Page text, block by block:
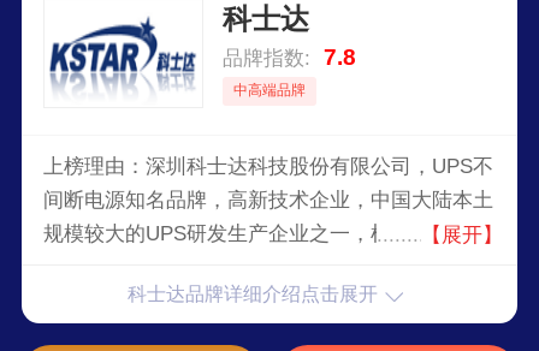
科士达
品牌指数: 7.8
中高端品牌
上榜理由：深圳科士达科技股份有限公司，UPS不
间断电源知名品牌，高新技术企业，中国大陆本土
规模较大的UPS研发生产企业之一，机房一体化系
【展开】
科士达品牌详细介绍点击展开